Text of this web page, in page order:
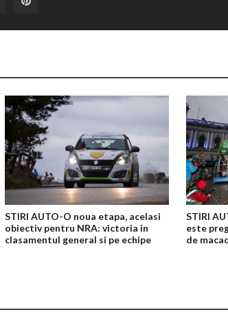
STIRI AUTO-O noua etapa, acelasi
obiectiv pentru NRA: victoria in
clasamentul general si pe echipe
STIRI
este
de